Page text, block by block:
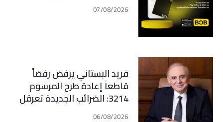
07/08/2026
فريد البستاني يرفض رفضاً
قاطعاً إعادة طرح المرسوم
3214: الضرائب الجديدة تعرقل
التعافي الاقتصادي وتناقض
06/08/2026